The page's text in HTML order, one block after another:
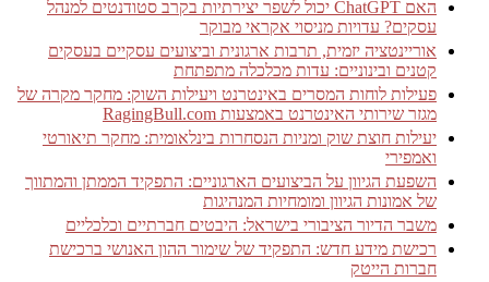
האם ChatGPT יכול לשפר יצירתיות בקרב סטודנטים למנהל
עסקים? עדויות מניסוי אקראי מבוקר
אוריינטציה יזמית, תרבות ארגונית וביצועים עסקיים בעסקים
קטנים ובינוניים: עדות מכלכלה מתפתחת
פעילות לוחות המסרים באינטרנט ויעילות השוק: מחקר מקרה של
מגזר שירותי האינטרנט באמצעות RagingBull.com
יעילות חוצת שוק ומניות הנסחרות בינלאומית: מחקר תיאורטי
ואמפירי
השפעת הגיוון על הביצועים הארגוניים: התפקיד הממתן והמתווך
של אמונות הגיוון ומומחיות המנהיגות
משבר הדיור הציבורי בישראל: היבטים חברתיים וכלכליים
רכישת מידע חדש: התפקיד של שימור ההון האנושי ברכישת
חברות הייטק